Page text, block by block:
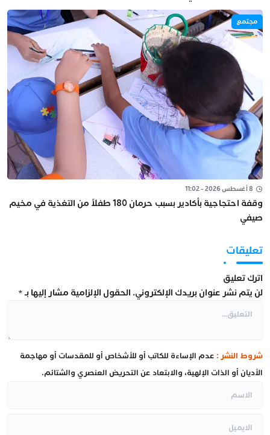
مجتمع
8 أغسطس 2026 - 11:02
وقفة احتجاجية بأكادير بسبب حرمان 180 طفلاً من التغذية في مخيم
صيفي
تعليقات
اترك تعليق
لن يتم نشر عنوان بريدك الإلكتروني. الحقول الإلزامية مشار إليها بـ*
شروط النشر : عدم الإساءة للكاتب أو للأشخاص أو للمقدسات أو مهاجمة
الأديان أو الذات الإلهية، والابتعاد عن التحريض العنصري والشتائم.